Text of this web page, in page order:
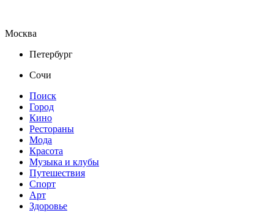
Москва
Петербург
Сочи
Поиск
Город
Кино
Рестораны
Мода
Красота
Музыка и клубы
Путешествия
Спорт
Арт
Здоровье